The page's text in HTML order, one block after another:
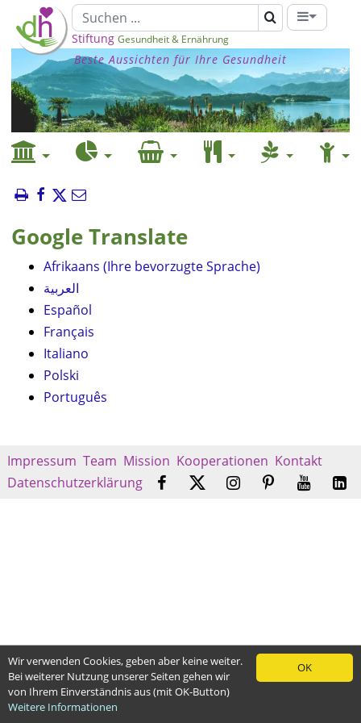
Stiftung Gesundheit & Ernährung
Beste Aussichten für Ihre Gesundheit
Google Translate
Afrikaans (Ihre bevorzugte Sprache)
العربية
Español
Français
Italiano
Polski
Português
Impressum Team Mission Kooperationen Kontakt
Datenschutzerklärung
OK
Wir verwenden Cookies, geben aber keine weiter.
Bei weiterer Nutzung unserer Seiten gehen wir
von Ihrem Einverständnis aus (mit OK-Button)
Weitere Informationen